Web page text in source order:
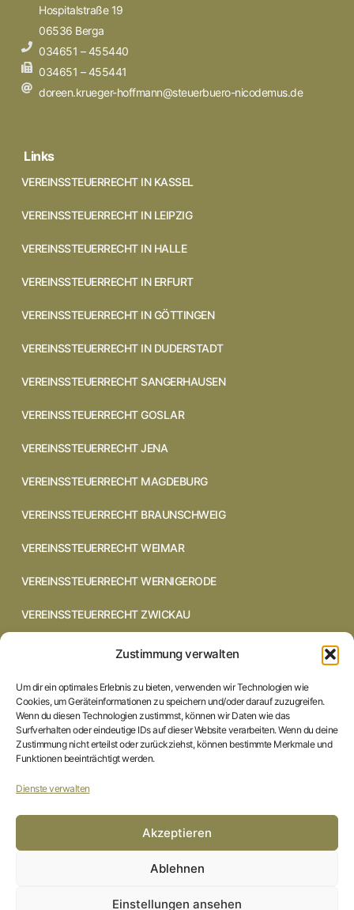
Zustimmung verwalten
Um dir ein optimales Erlebnis zu bieten, verwenden wir Technologien wie
Cookies, um Geräteinformationen zu speichern und/oder darauf zuzugreifen.
Wenn du diesen Technologien zustimmst, können wir Daten wie das
Surfverhalten oder eindeutige IDs auf dieser Website verarbeiten. Wenn du deine
Zustimmung nicht erteilst oder zurückziehst, können bestimmte Merkmale und
Funktionen beeinträchtigt werden.
Dienste verwalten
Akzeptieren
Ablehnen
Einstellungen ansehen
Hospitalstraße 19
06536 Berga
034651 – 455440
034651 – 455441
doreen.krueger-hoffmann@steuerbuero-nicodemus.de
Links
VEREINSSTEUERRECHT IN KASSEL
VEREINSSTEUERRECHT IN LEIPZIG
VEREINSSTEUERRECHT IN HALLE
VEREINSSTEUERRECHT IN ERFURT
VEREINSSTEUERRECHT IN GÖTTINGEN
VEREINSSTEUERRECHT IN DUDERSTADT
VEREINSSTEUERRECHT SANGERHAUSEN
VEREINSSTEUERRECHT GOSLAR
VEREINSSTEUERRECHT JENA
VEREINSSTEUERRECHT MAGDEBURG
VEREINSSTEUERRECHT BRAUNSCHWEIG
VEREINSSTEUERRECHT WEIMAR
VEREINSSTEUERRECHT WERNIGERODE
VEREINSSTEUERRECHT ZWICKAU
VEREINSSTEUERRECHT CHEMNITZ
VEREINSSTEUERRECHT DRESDEN
VEREINSSTEUERRECHT COTTBUS
VEREINSSTEUERRECHT IN BRAUNSCHWEIG
STARTSEITE